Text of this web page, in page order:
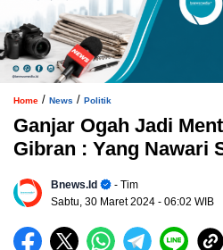
Home / News / Politik
Ganjar Ogah Jadi
Gibran : Yang Nawari
Bnews.id
- Tim
Sabtu, 30 Maret 2024 - 06:02 WIB